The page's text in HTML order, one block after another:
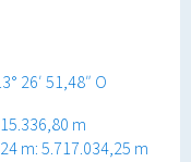
26′ 51,48″ O
m
m: 5.717.034,25 m